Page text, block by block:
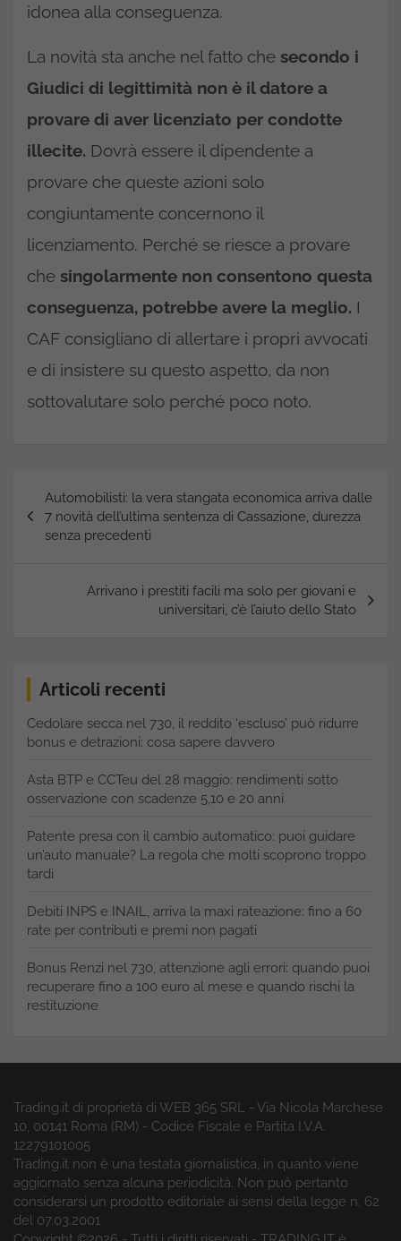
idonea alla conseguenza.
La novità sta anche nel fatto che secondo i
Giudici di legittimità non è il datore a
provare di aver licenziato per condotte
illecite. Dovrà essere il dipendente a
provare che queste azioni solo
congiuntamente concernono il
licenziamento. Perché se riesce a provare
che singolarmente non consentono questa
conseguenza, potrebbe avere la meglio. I
CAF consigliano di allertare i propri avvocati
e di insistere su questo aspetto, da non
sottovalutare solo perché poco noto.
articoli
Automobilisti: la vera stangata economica arriva dalle
7 novità dell’ultima sentenza di Cassazione, durezza
senza precedenti
Arrivano i prestiti facili ma solo per giovani e
universitari, c’è l’aiuto dello Stato
Articoli recenti
Cedolare secca nel 730, il reddito ‘escluso’ può ridurre
bonus e detrazioni: cosa sapere davvero
Asta BTP e CCTeu del 28 maggio: rendimenti sotto
osservazione con scadenze 5,10 e 20 anni
Patente presa con il cambio automatico: puoi guidare
un’auto manuale? La regola che molti scoprono troppo
tardi
Debiti INPS e INAIL, arriva la maxi rateazione: fino a 60
rate per contributi e premi non pagati
Bonus Renzi nel 730, attenzione agli errori: quando puoi
recuperare fino a 100 euro al mese e quando rischi la
restituzione
Trading.it di proprietà di WEB 365 SRL - Via Nicola Marchese
10, 00141 Roma (RM) - Codice Fiscale e Partita I.V.A.
12279101005
Trading.it non è una testata giornalistica, in quanto viene
aggiornato senza alcuna periodicità. Non può pertanto
considerarsi un prodotto editoriale ai sensi della legge n. 62
del 07.03.2001